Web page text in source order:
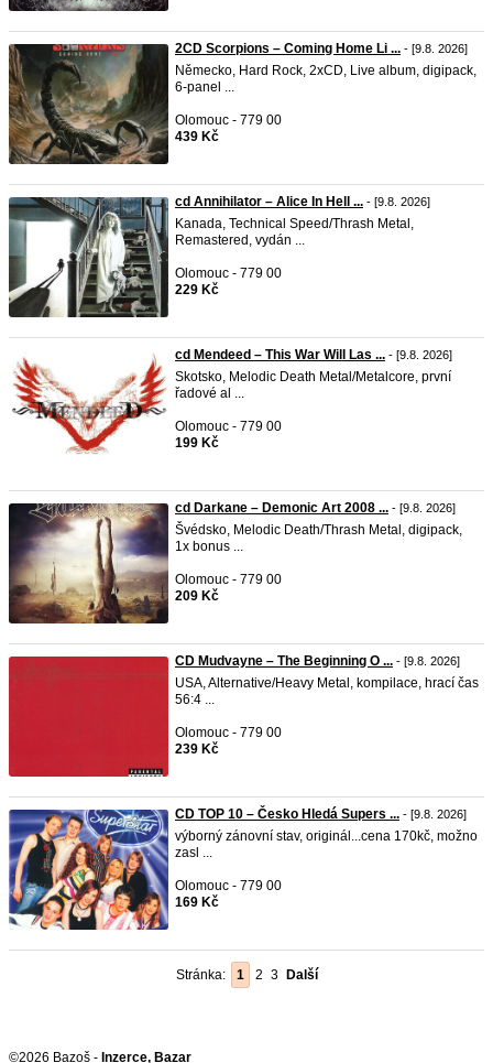
2CD Scorpions – Coming Home Li ... - [9.8. 2026]
Německo, Hard Rock, 2xCD, Live album, digipack,
6-panel ...
Olomouc - 779 00
439 Kč
cd Annihilator – Alice In Hell ... - [9.8. 2026]
Kanada, Technical Speed/Thrash Metal,
Remastered, vydán ...
Olomouc - 779 00
229 Kč
cd Mendeed – This War Will Las ... - [9.8. 2026]
Skotsko, Melodic Death Metal/Metalcore, první
řadové al ...
Olomouc - 779 00
199 Kč
cd Darkane – Demonic Art 2008 ... - [9.8. 2026]
Švédsko, Melodic Death/Thrash Metal, digipack,
1x bonus ...
Olomouc - 779 00
209 Kč
CD Mudvayne ‎– The Beginning O ... - [9.8. 2026]
USA, Alternative/Heavy Metal, kompilace, hrací čas
56:4 ...
Olomouc - 779 00
239 Kč
CD TOP 10 – Česko Hledá Supers ... - [9.8. 2026]
výborný zánovní stav, originál...cena 170kč, možno
zasl ...
Olomouc - 779 00
169 Kč
Stránka: 1 2 3 Další
©2026 Bazoš - Inzerce, Bazar